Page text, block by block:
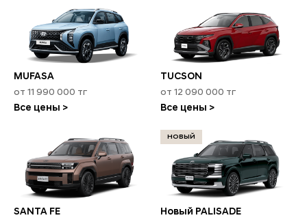
MUFASA
от 11 990 000 тг
Все цены >
TUCSON
от 12 090 000 тг
Все цены >
SANTA FE
Новый PALISADE
НОВЫЙ